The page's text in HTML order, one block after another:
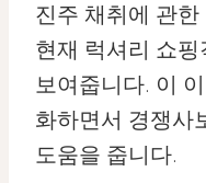
진주 채취에 관
현재 럭셔리 쇼
보여줍니다. 이
화하면서 경쟁사
도움을 줍니다.